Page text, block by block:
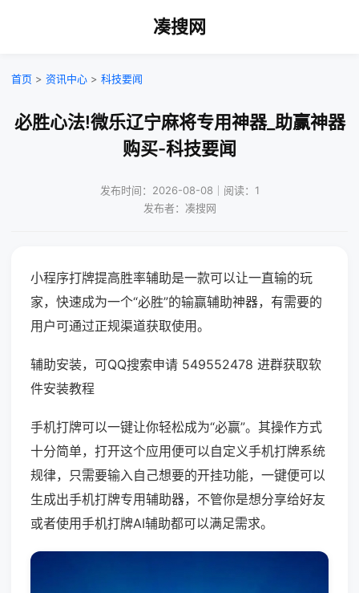
凑搜网
首页 > 资讯中心 > 科技要闻
必胜心法!微乐辽宁麻将专用神器_助赢神器
购买-科技要闻
发布时间：2026-08-08｜阅读：1
发布者：凑搜网
小程序打牌提高胜率辅助是一款可以让一直输的玩
家，快速成为一个“必胜”的输赢辅助神器，有需要的
用户可通过正规渠道获取使用。
辅助安装，可QQ搜索申请 549552478 进群获取软
件安装教程
手机打牌可以一键让你轻松成为“必赢”。其操作方式
十分简单，打开这个应用便可以自定义手机打牌系统
规律，只需要输入自己想要的开挂功能，一键便可以
生成出手机打牌专用辅助器，不管你是想分享给好友
或者使用手机打牌AI辅助都可以满足需求。